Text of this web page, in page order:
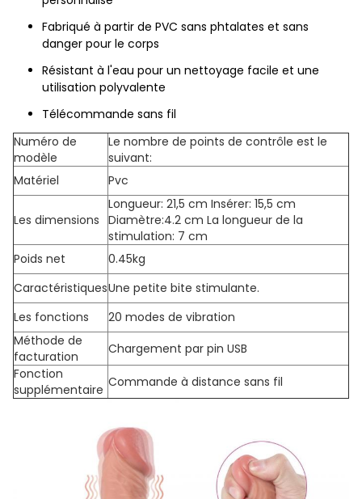
Fabriqué à partir de PVC sans phtalates et sans
danger pour le corps
Résistant à l'eau pour un nettoyage facile et une
utilisation polyvalente
Télécommande sans fil
Numéro de
modèle
Le nombre de points de contrôle est le
suivant:
Matériel
Pvc
Les dimensions
Longueur: 21,5 cm Insérer: 15,5 cm
Diamètre:4.2 cm La longueur de la
stimulation: 7 cm
Poids net
0.45kg
CaractéristiquesUne petite bite stimulante.
Les fonctions
20 modes de vibration
Méthode de
facturation
Chargement par pin USB
Fonction
supplémentaire Commande à distance sans fil